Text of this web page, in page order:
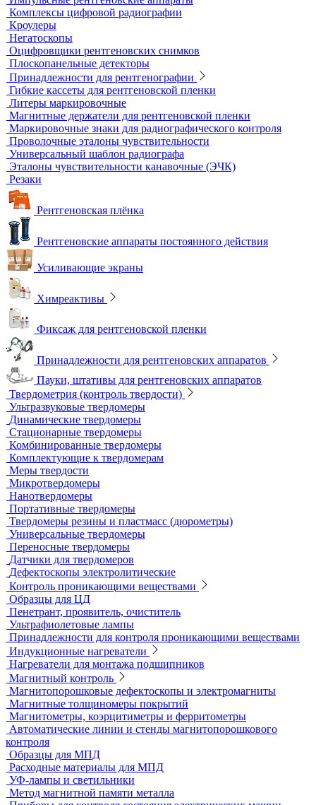
Принадлежности для визуального и измерительного
контроля
Рулетки измерительные
Секундомеры
Расходные материалы для визуального и измерительного
контроля
Динамометры
Измерительный инструмент
Радиационный контроль
Проявочные машины для рентгеновской пленки
Денситометры
Дозиметры
Импульсные рентгеновские аппараты
Комплексы цифровой радиографии
Кроулеры
Негатоскопы
Оцифровщики рентгеновских снимков
Плоскопанельные детекторы
Принадлежности для рентгенографии
Гибкие кассеты для рентгеновской пленки
Литеры маркировочные
Магнитные держатели для рентгеновской пленки
Маркировочные знаки для радиографического контроля
Проволочные эталоны чувствительности
Универсальный шаблон радиографа
Эталоны чувствительности канавочные (ЭЧК)
Резаки
Рентгеновские аппараты постоянного действия
Усиливающие экраны
Химреактивы
Фиксаж для рентгеновской пленки
Принадлежности для рентгеновских аппаратов
Пауки, штативы для рентгеновских аппаратов
Твердометрия (контроль твердости)
Ультразвуковые твердомеры
Динамические твердомеры
Стационарные твердомеры
Комбинированные твердомеры
Комплектующие к твердомерам
Меры твердости
Микротвердомеры
Нанотвердомеры
Портативные твердомеры
Твердомеры резины и пластмасс (дюрометры)
Универсальные твердомеры
Переносные твердомеры
Датчики для твердомеров
Дефектоскопы электролитические
Контроль проникающими веществами
Образцы для ЦД
Пенетрант, проявитель, очиститель
Ультрафиолетовые лампы
Принадлежности для контроля проникающими веществами